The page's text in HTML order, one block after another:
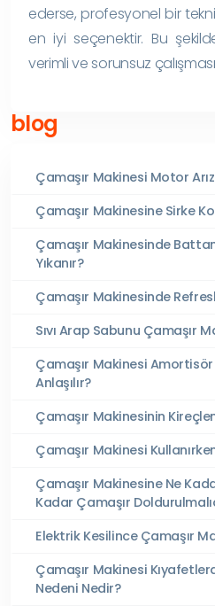
ederse, profesyonel bir
en iyi seçenektir. Bu
verimli ve sorunsuz
blog
Çamaşır Makinesi Motor
Çamaşır Makinesine Sirke
Çamaşır Makinesinde
Yıkanır?
Çamaşır Makinesinde
Sıvı Arap Sabunu Çamaşır
Çamaşır Makinesi Amortisör
Anlaşılır?
Çamaşır Makinesinin
Çamaşır Makinesi
Çamaşır Makinesine Ne
Kadar Çamaşır
Elektrik Kesilince Çamaşır
Çamaşır Makinesi
Nedeni Nedir?